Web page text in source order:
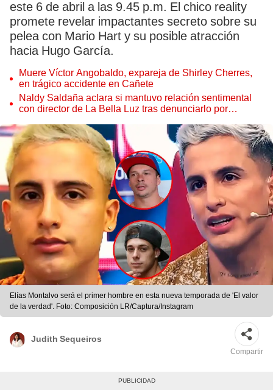
este 6 de abril a las 9.45 p.m. El chico reality
promete revelar impactantes secreto sobre su
pelea con Mario Hart y su posible atracción
hacia Hugo García.
Muere Víctor Angobaldo, expareja de Shirley Cherres,
en trágico accidente en Cañete
Naldy Saldaña aclara si mantuvo relación sentimental
con director de La Bella Luz tras denunciarlo por
Elías Montalvo será el primer hombre en esta nueva temporada de 'El valor
de la verdad'. Foto: Composición LR/Captura/Instagram
Judith Sequeiros
Compartir